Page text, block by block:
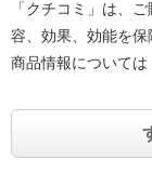
「クチコミ」は、
容、効果、効能を保
商品情報については